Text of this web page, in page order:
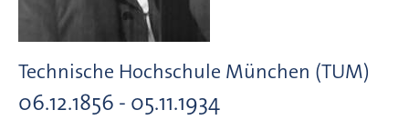
Technische Hochschule München (TUM)
06.12.1856 - 05.11.1934